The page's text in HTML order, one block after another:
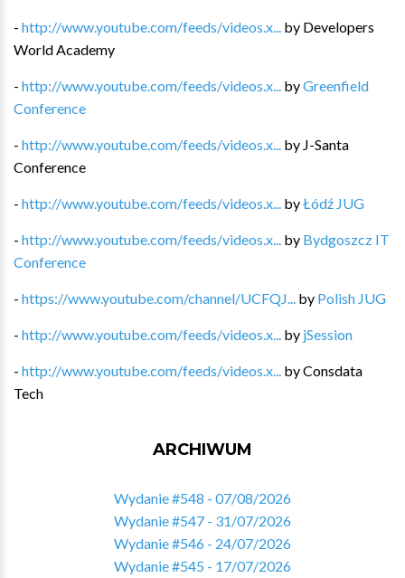
- http://www.youtube.com/feeds/videos.x... by Developers
World Academy
- http://www.youtube.com/feeds/videos.x... byGreenfield
Conference
- http://www.youtube.com/feeds/videos.x... by J-Santa
Conference
- http://www.youtube.com/feeds/videos.x... byŁódź JUG
- http://www.youtube.com/feeds/videos.x... by Bydgoszcz IT
Conference
- https://www.youtube.com/channel/UCFQJ... by Polish JUG
- http://www.youtube.com/feeds/videos.x... by jSession
- http://www.youtube.com/feeds/videos.x... byConsdata
Tech
ARCHIWUM
Wydanie #548 - 07/08/2026
Wydanie #547 - 31/07/2026
Wydanie #546 - 24/07/2026
Wydanie #545 - 17/07/2026